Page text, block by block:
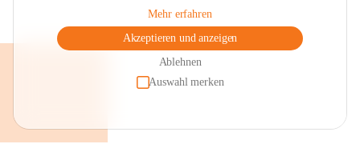
Mehr erfahren
Akzeptieren und anzeigen
Ablehnen
Auswahl merken